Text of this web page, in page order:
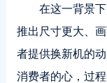
在这一背景
推出尺寸更大、
者提供换新机的
消费者的心，过